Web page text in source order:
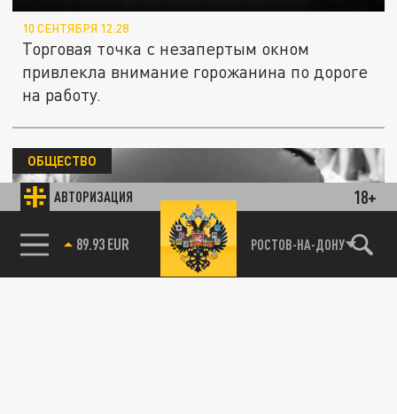
АВТОРИЗАЦИЯ 18+
89.93 EUR РОСТОВ-НА-ДОНУ
10 СЕНТЯБРЯ 12:28
Торговая точка с незапертым окном
привлекла внимание горожанина по дороге
на работу.
В Ростове-на-Дону в биотуалете
ОБЩЕСТВО